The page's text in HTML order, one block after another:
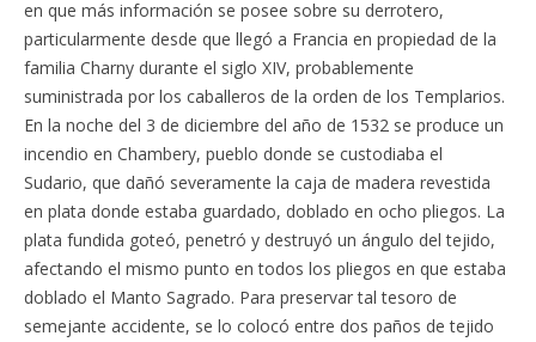
en que más información se posee sobre su derrotero,
particularmente desde que llegó a Francia en propiedad de la
familia Charny durante el siglo XIV, probablemente
suministrada por los caballeros de la orden de los Templarios.
En la noche del 3 de diciembre del año de 1532 se produce un
incendio en Chambery, pueblo donde se custodiaba el
Sudario, que dañó severamente la caja de madera revestida
en plata donde estaba guardado, doblado en ocho pliegos. La
plata fundida goteó, penetró y destruyó un ángulo del tejido,
afectando el mismo punto en todos los pliegos en que estaba
doblado el Manto Sagrado. Para preservar tal tesoro de
semejante accidente, se lo colocó entre dos paños de tejido